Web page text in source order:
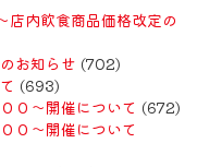
店内飲食商品価格改定の
お知らせ (702)
(693)
０～開催について (672)
０～開催について